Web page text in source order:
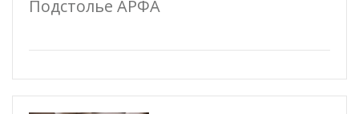
Подстолье АРФА